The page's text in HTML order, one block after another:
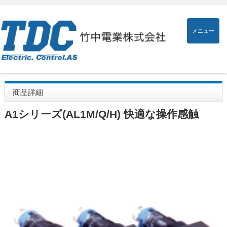
メニュー
商品詳細
A1シリーズ(AL1M/Q/H) 快適な操作感触